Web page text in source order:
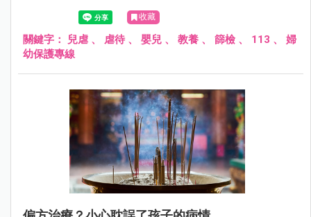
收藏
關鍵字： 兒虐 、 虐待 、 嬰兒 、 教養 、 篩檢 、 113 、 婦
幼保護專線